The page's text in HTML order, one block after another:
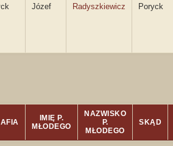
Józef Radyszkiewicz Poryck
IMIĘ P.
MŁODEGO
NAZWISKO
P.
MŁODEGO
SKĄD